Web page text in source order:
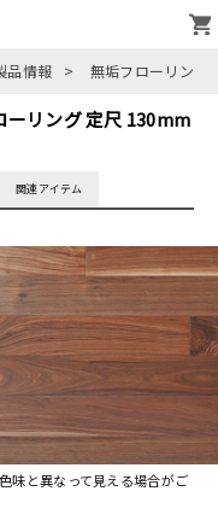
品情報 > 無垢フローリング
ーリング 定尺 130mm
関連アイテム
味と異なって見える場合がご